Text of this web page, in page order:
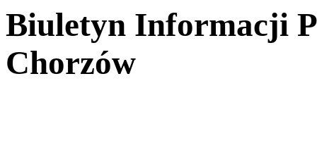
Biuletyn Informacji
Chorzów